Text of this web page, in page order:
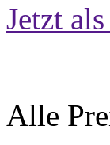
Jetzt
Alle